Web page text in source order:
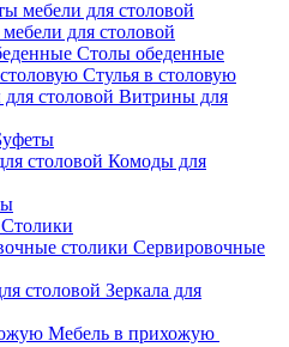
для столовой
Столы обеденные
Стулья в столовую
Витрины для
Комоды для
Столики
Сервировочные
Зеркала для
Мебель в прихожую